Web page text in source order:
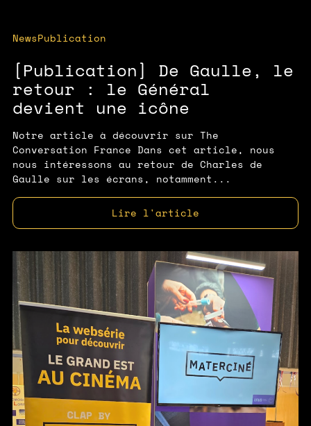
NewsPublication
[Publication] De Gaulle, le
retour : le Général
devient une icône
Notre article à découvrir sur The
Conversation France Dans cet article, nous
nous intéressons au retour de Charles de
Gaulle sur les écrans, notamment...
Lire l'article